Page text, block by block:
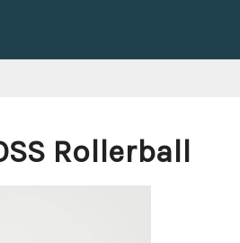
Rollerball